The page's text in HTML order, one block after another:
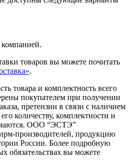
компанией.
товаров вы можете почитать
.
товара и комплектность всего
покупателем при получении
претензии в связи с наличием
количеству, комплектности и
ООО “ЭСТЭ”
производителей, продукцию
России. Более подробную
обязательствах вы можете